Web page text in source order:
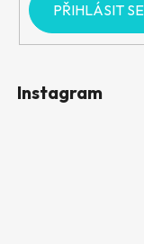
PŘIHLÁSIT SE
Instagram